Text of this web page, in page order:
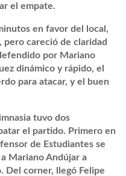
el empate.
en favor del local,
careció de claridad
por Mariano
dinámico y rápido, el
para atacar, y el buen
tuvo dos
el partido. Primero en
de Estudiantes se
Mariano Andújar a
Del corner, llegó Felipe